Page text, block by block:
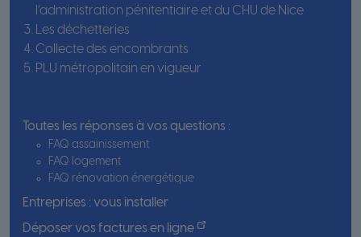
l’administration pénitentiaire et du CHU de Nice
Les déchetteries
Collecte des encombrants
PLU métropolitain en vigueur
Toutes les réponses à vos questions :
FAQ assainissement
FAQ logement
FAQ rénovation énergétique
Entreprises : vous installer
Déposer vos factures en ligne